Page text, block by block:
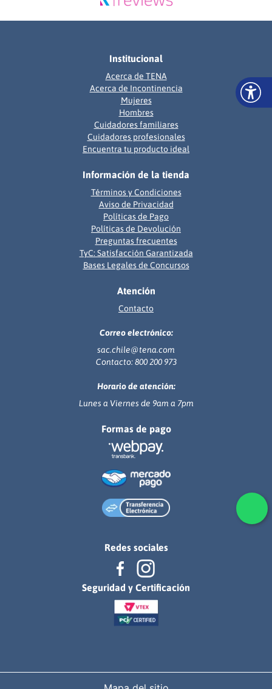
Institucional
Acerca de TENA
Acerca de Incontinencia
Mujeres
Hombres
Cuidadores familiares
Cuidadores profesionales
Encuentra tu producto ideal
Información de la tienda
Términos y Condiciones
Aviso de Privacidad
Políticas de Pago
Políticas de Devolución
Preguntas frecuentes
TyC: Satisfacción Garantizada
Bases Legales de Concursos
Atención
Contacto
Correo electrónico:
sac.chile@tena.com
Contacto: 800 200 973
Horario de atención:
Lunes a Viernes de 9am a 7pm
Formas de pago
Redes sociales
Seguridad y Certificación